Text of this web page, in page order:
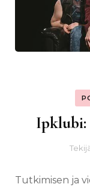
Tutkimisen ja